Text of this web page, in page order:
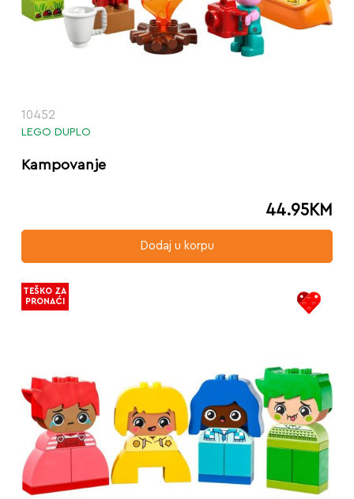
10452
LEGO DUPLO
Kampovanje
44.95KM
Dodaj u korpu
TEŠKO ZA
PRONAĆI